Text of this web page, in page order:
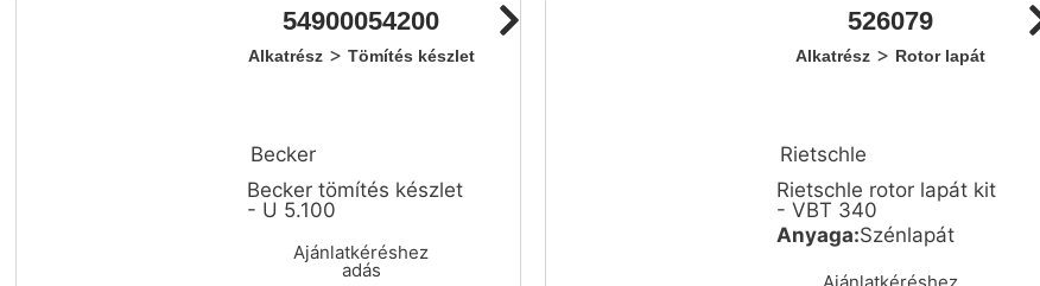
54900054200
Alkatrész> Tömítés készlet
Becker
Becker tömítés készlet
- U 5.100
Ajánlatkéréshez
adás
526079
Alkatrész > Rotor lapát
Rietschle
Rietschle rotor lapát kit
- VBT 340
Anyaga:Szénlapát